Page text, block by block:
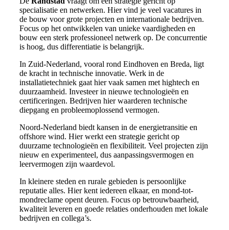
specialisatie en netwerken. Hier vind je veel vacatures in
de bouw voor grote projecten en internationale bedrijven.
Focus op het ontwikkelen van unieke vaardigheden en
bouw een sterk professioneel netwerk op. De concurrentie
is hoog, dus differentiatie is belangrijk.
In Zuid-Nederland, vooral rond Eindhoven en Breda, ligt
de kracht in technische innovatie. Werk in de
installatietechniek gaat hier vaak samen met hightech en
duurzaamheid. Investeer in nieuwe technologieën en
certificeringen. Bedrijven hier waarderen technische
diepgang en probleemoplossend vermogen.
Noord-Nederland biedt kansen in de energietransitie en
offshore wind. Hier werkt een strategie gericht op
duurzame technologieën en flexibiliteit. Veel projecten zijn
nieuw en experimenteel, dus aanpassingsvermogen en
leervermogen zijn waardevol.
In kleinere steden en rurale gebieden is persoonlijke
reputatie alles. Hier kent iedereen elkaar, en mond-tot-
mondreclame opent deuren. Focus op betrouwbaarheid,
kwaliteit leveren en goede relaties onderhouden met lokale
bedrijven en collega’s.